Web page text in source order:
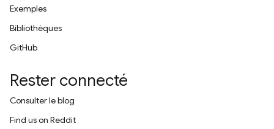
Exemples
Bibliothèques
GitHub
Rester connecté
Consulter le blog
Find us on Reddit